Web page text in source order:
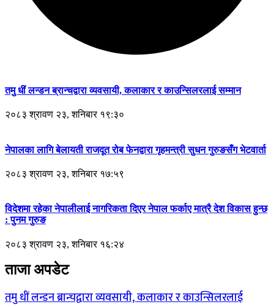
तमु धीं लन्डन ब्रान्चद्वारा व्यवसायी, कलाकार र काउन्सिलरलाई सम्मान
२०८३ श्रावण २३, शनिबार १९:३०
नेपालका लागि बेलायती राजदूत रोब फेनद्वारा गृहमन्त्री सुधन गुरुङसँग भेटवार्ता
२०८३ श्रावण २३, शनिबार १७:५९
विदेशमा रहेका नेपालीलाई नागरिकता दिएर नेपाल फर्काए मात्रै देश विकास हुन्छ
: पुनम गुरुङ
२०८३ श्रावण २३, शनिबार १६:२४
ताजा अपडेट
तमु धीं लन्डन ब्रान्चद्वारा व्यवसायी, कलाकार र काउन्सिलरलाई